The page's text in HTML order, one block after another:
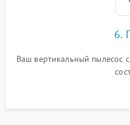
6.
Ваш вертикальный пылесос